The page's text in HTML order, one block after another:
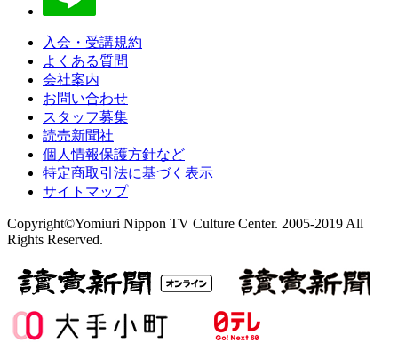
入会・受講規約
よくある質問
会社案内
お問い合わせ
スタッフ募集
読売新聞社
個人情報保護方針など
特定商取引法に基づく表示
サイトマップ
Copyright©Yomiuri Nippon TV Culture Center. 2005-2019 All
Rights Reserved.